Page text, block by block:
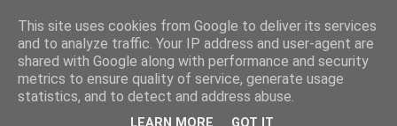
Vi (på) från Gotland
This site uses cookies from Google to deliver its services
and to analyze traffic. Your IP address and user-agent are
shared with Google along with performance and security
metrics to ensure quality of service, generate usage
statistics, and to detect and address abuse.